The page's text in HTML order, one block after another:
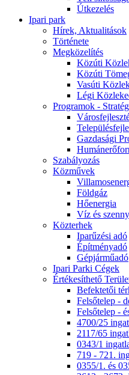
Útkezelés
Ipari park
Hírek, Aktualitások
Története
Megközelítés
Közúti
Közúti
Vasúti
Légi
Programok -
Gazdasági
Szabályozás
Közművek
Földgáz
Hőenergia
Víz és
Közterhek
Iparűzési adó
Építményadó
Gépjárműadó
Ipari Parki Cégek
Értékesíthető
Befektetői
Felsőtelep -
Felsőtelep -
4700/25
2117/65
0343/1
719 - 721.
0355/1. és